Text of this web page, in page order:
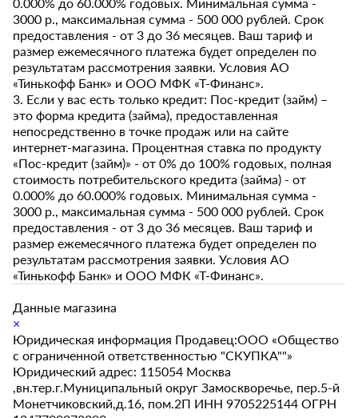
3000 р., максимальная сумма - 500 000 рублей. Срок
предоставления - от 3 до 36 месяцев. Ваш тариф и
размер ежемесячного платежа будет определен по
результатам рассмотрения заявки. Условия АО
«Тинькофф Банк» и ООО МФК «Т-Финанс».
3. Если у вас есть только кредит: Пос-кредит (займ) –
это форма кредита (займа), предоставленная
непосредственно в точке продаж или на сайте
интернет-магазина. Процентная ставка по продукту
«Пос-кредит (займ)» - от 0% до 100% годовых, полная
стоимость потребительского кредита (займа) - от
0.000% до 60.000% годовых. Минимальная сумма -
3000 р., максимальная сумма - 500 000 рублей. Срок
предоставления - от 3 до 36 месяцев. Ваш тариф и
размер ежемесячного платежа будет определен по
результатам рассмотрения заявки. Условия АО
«Тинькофф Банк» и ООО МФК «Т-Финанс».
Данные магазина
×
Юридическая информация Продавец:ООО «Общество
с ограниченной ответственностью "СКУПКА""»
Юридический адрес: 115054 Москва
,вн.тер.г.Муниципальный округ Замоскворечье, пер.5-й
Монетчиковский,д.16, пом.2П ИНН 9705225144 ОГРН